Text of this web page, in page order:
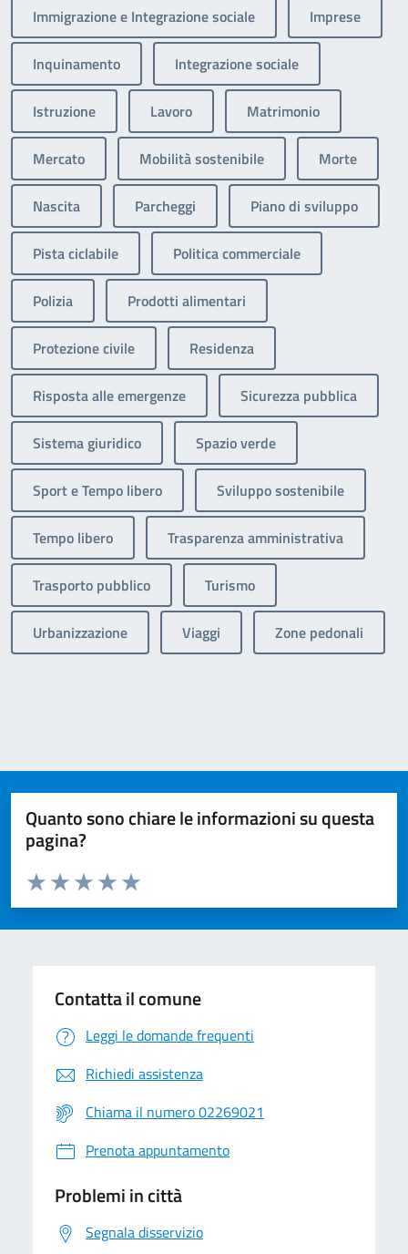
Immigrazione e Integrazione sociale Imprese
Inquinamento Integrazione sociale
Istruzione Lavoro Matrimonio
Mercato Mobilità sostenibile Morte
Nascita Parcheggi Piano di sviluppo
Pista ciclabile Politica commerciale
Polizia Prodotti alimentari
Protezione civile Residenza
Risposta alle emergenze Sicurezza pubblica
Sistema giuridico Spazio verde
Sport e Tempo libero Sviluppo sostenibile
Tempo libero Trasparenza amministrativa
Trasporto pubblico Turismo
Urbanizzazione Viaggi Zone pedonali
Quanto sono chiare le informazioni su questa
pagina?
Valuta da 1 a 5 stelle la pagina
Valuta 5 stelle su 5
Valuta 4 stelle su 5
Valuta 3 stelle su 5
Valuta 2 stelle su 5
Valuta 1 stelle su 5
Contatta il comune
Leggi le domande frequenti
Richiedi assistenza
Chiama il numero 02269021
Prenota appuntamento
Problemi in città
Segnala disservizio